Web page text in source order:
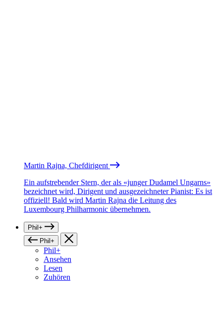
Martin Rajna, Chefdirigent
Ein aufstrebender Stern, der als «junger Dudamel Ungarns»
bezeichnet wird, Dirigent und ausgezeichneter Pianist: Es ist
offiziell! Bald wird Martin Rajna die Leitung des
Luxembourg Philharmonic übernehmen.
Phil+
Phil+
Phil+
Ansehen
Lesen
Zuhören